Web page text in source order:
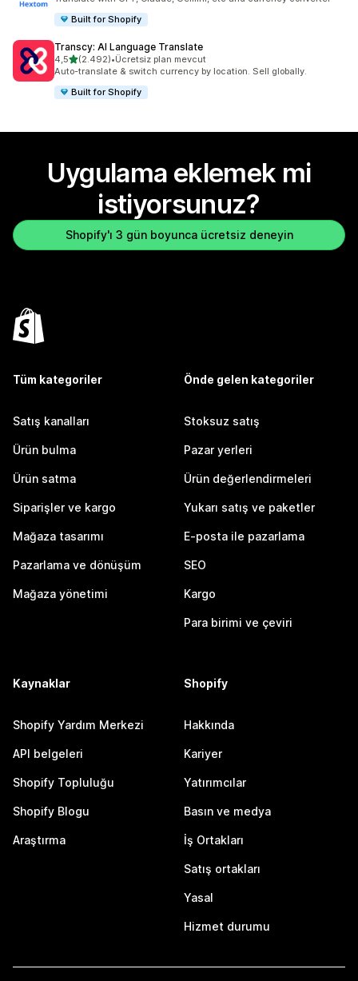
Built for Shopify
Transcy: AI Language Translate
4,55 yıldız üzerinden
(2.492)
toplam 2492 değerlendirme
•Ücretsiz plan mevcut
Auto-translate & switch currency by location. Sell globally.
Built for Shopify
Uygulama eklemek mi
istiyorsunuz?
Shopify'ı 3 gün boyunca ücretsiz deneyin
Tüm kategoriler
Satış kanalları
Ürün bulma
Ürün satma
Siparişler ve kargo
Mağaza tasarımı
Pazarlama ve dönüşüm
Mağaza yönetimi
Önde gelen kategoriler
Stoksuz satış
Pazar yerleri
Ürün değerlendirmeleri
Yukarı satış ve paketler
E-posta ile pazarlama
SEO
Kargo
Para birimi ve çeviri
Kaynaklar
Shopify Yardım Merkezi
API belgeleri
Shopify Topluluğu
Shopify Blogu
Araştırma
Shopify
Hakkında
Kariyer
Yatırımcılar
Basın ve medya
İş Ortakları
Satış ortakları
Yasal
Hizmet durumu